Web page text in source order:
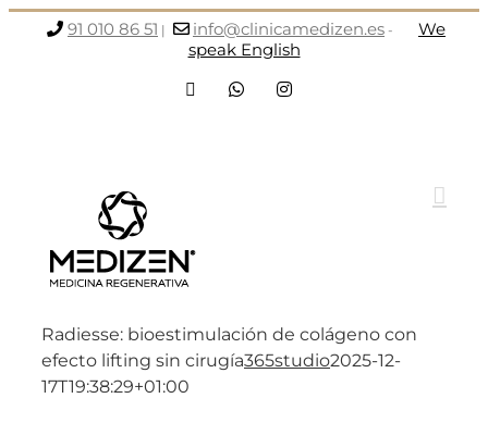
91 010 86 51 | info@clinicamedizen.es -
We
speak English
FacebookWhatsAppInstagram
Radiesse: bioestimulación de colágeno con
efecto lifting sin cirugía365studio2025-12-
17T19:38:29+01:00